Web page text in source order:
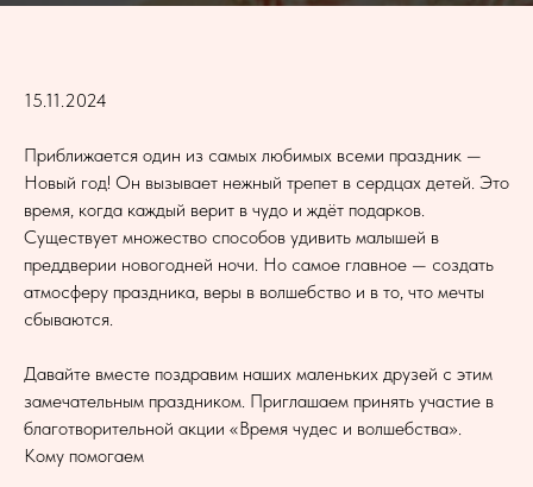
15.11.2024
Приближается один из самых любимых всеми праздник —
Новый год! Он вызывает нежный трепет в сердцах детей. Это
время, когда каждый верит в чудо и ждёт подарков.
Существует множество способов удивить малышей в
преддверии новогодней ночи. Но самое главное — создать
атмосферу праздника, веры в волшебство и в то, что мечты
сбываются.
Давайте вместе поздравим наших маленьких друзей с этим
замечательным праздником. Приглашаем принять участие в
благотворительной акции «Время чудес и волшебства».
Кому помогаем